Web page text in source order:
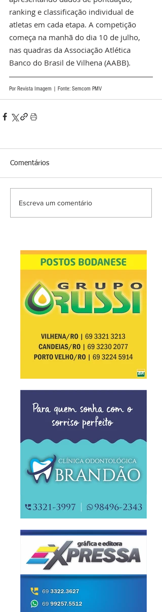
ranking e classificação individual de
atletas em cada etapa. A competição
começa na manhã do dia 10 de julho,
nas quadras da Associação Atlética
Banco do Brasil de Vilhena (AABB).
Por Revista Imagem | Fonte: Semcom PMV
Comentários
Escreva um comentário